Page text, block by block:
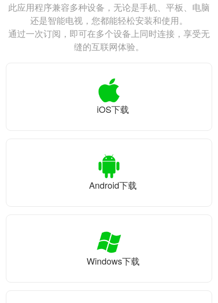
此应用程序兼容多种设备，无论是手机、平板、电脑
还是智能电视，您都能轻松安装和使用。
通过一次订阅，即可在多个设备上同时连接，享受无
缝的互联网体验。
iOS下载
Android下载
Windows下载